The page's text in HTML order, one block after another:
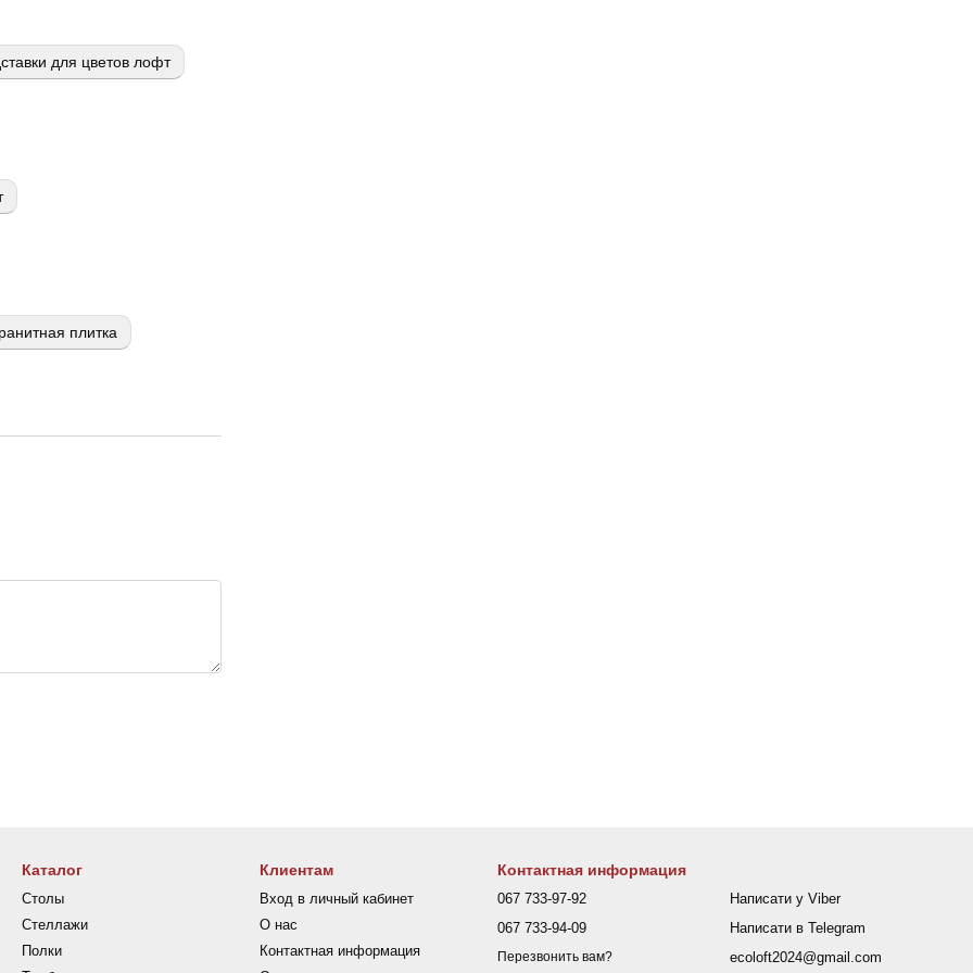
для цветов лофт
плитка
Каталог
Столы
Стеллажи
Полки
Клиентам
Вход в личный кабинет
О нас
Контактная информация
Контактная информация
067 733-97-92
067 733-94-09
Перезвонить вам?
Написати у Viber
Написати в Telegram
ecoloft2024@gmail.com